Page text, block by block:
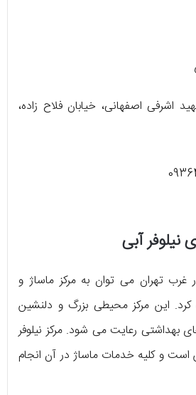
اشرفی اصفهانی، خیابان فلاح زاده،
نیلوفر آبی
غرب تهران می توان به مرکز ماساژ و
کرد. این مرکز محیطی بزرگ و دلنشین
بهداشتی رعایت می شود. مرکز نیلوفر
و کلیه خدمات ماساژ در آن انجام